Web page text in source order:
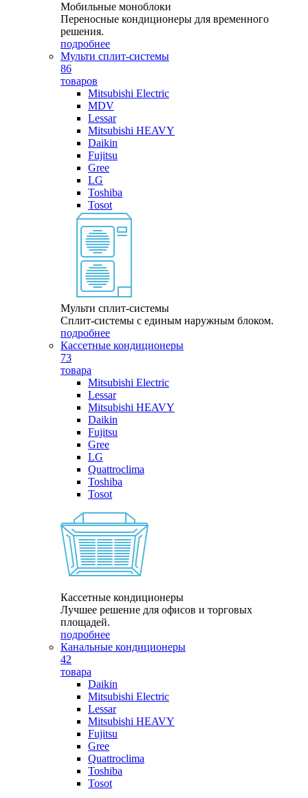
Мобильные моноблоки
Переносные кондиционеры для временного
решения.
подробнее
Мульти сплит-системы
86
товаров
Mitsubishi Electric
MDV
Lessar
Mitsubishi HEAVY
Daikin
Fujitsu
Gree
LG
Toshiba
Tosot
Мульти сплит-системы
Сплит-системы с единым наружным блоком.
подробнее
Кассетные кондиционеры
73
товара
Mitsubishi Electric
Lessar
Mitsubishi HEAVY
Daikin
Fujitsu
Gree
LG
Quattroclima
Toshiba
Tosot
Кассетные кондиционеры
Лучшее решение для офисов и торговых
площадей.
подробнее
Канальные кондиционеры
42
товара
Daikin
Mitsubishi Electric
Lessar
Mitsubishi HEAVY
Fujitsu
Gree
Quattroclima
Toshiba
Tosot